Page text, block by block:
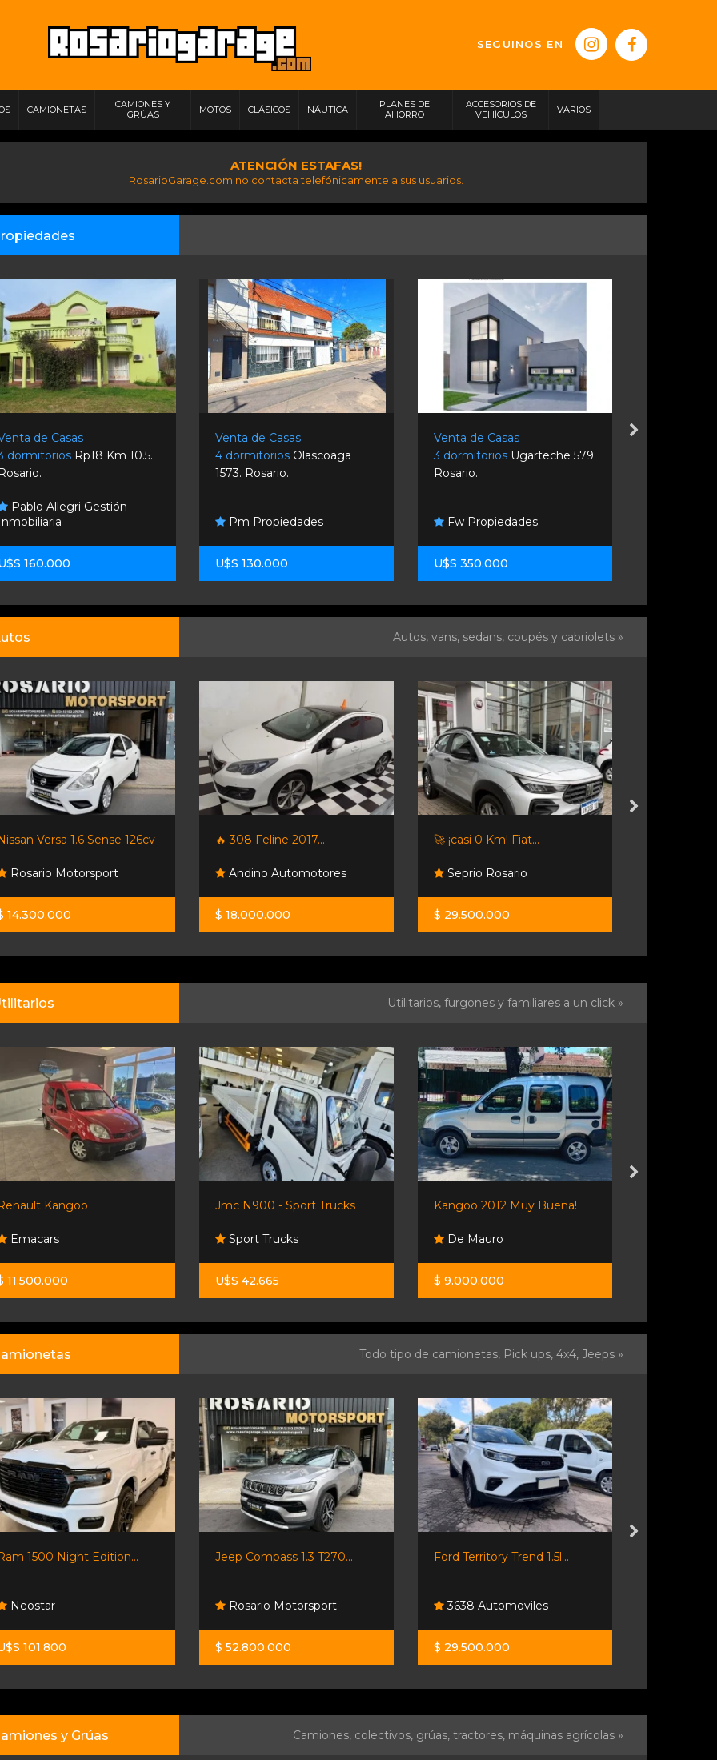
SEGUINOS EN
CAMIONETAS
CAMIONES Y
GRÚAS
MOTOS CLÁSICOS NÁUTICA
PLANES DE
AHORRO
ACCESORIOS DE
VEHÍCULOS
VARIOS
ATENCIÓN ESTAFAS!
RosarioGarage.com no contacta telefónicamente a sus usuarios.
de Casas
dormitorios Rp18 Km 10.5.
Rosario.
Pablo Allegri Gestión
Inmobiliaria
160.000
Venta de Casas
4 dormitorios Olascoaga
1573. Rosario.
Pm Propiedades
U$S 130.000
Venta de Casas
3 dormitorios Ugarteche 579.
Rosario.
Fw Propiedades
U$S 350.000
Autos, vans, sedans, coupés y cabriolets »
Versa 1.6 Sense 126cv
Rosario Motorsport
14.300.000
🔥 308 Feline 2017...
Andino Automotores
$ 18.000.000
🚀 ¡casi 0 Km! Fiat...
Seprio Rosario
$ 29.500.000
Utilitarios, furgones y familiares a un click »
Kangoo
Emacars
11.500.000
Jmc N900 - Sport Trucks
Sport Trucks
U$S 42.665
Kangoo 2012 Muy Buena!
De Mauro
$ 9.000.000
Todo tipo de camionetas, Pick ups, 4x4, Jeeps »
1500 Night Edition...
Neostar
101.800
Jeep Compass 1.3 T270...
Rosario Motorsport
$ 52.800.000
Ford Territory Trend 1.5l...
3638 Automoviles
$ 29.500.000
y Grúas Camiones, colectivos, grúas, tractores, máquinas agrícolas »